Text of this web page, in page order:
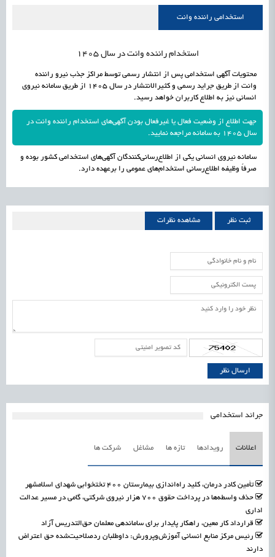
اشتغال و کارآفرینی رسیدن مجوز ایجاد «سندباکس» به نهادهای توسعه‌ای و صنفیاستخدامی راننده وانت
استخدام راننده وانت در سال 1405
محتویات آگهی استخدامی پس از انتشار رسمی توسط مراکز جذب نیرو راننده
وانت از طریق جراید رسمی و کثیرالانتشار در سال 1405 از طریق سامانه نیروی
انسانی نیز به اطلاع کاربران خواهد رسید.
جهت اطلاع از وضعیت فعال یا غیرفعال بودن آگهی‌های استخدام راننده وانت در
سال 1405 به سامانه مراجعه نمایید.
سامانه نیروی انسانی یکی از اطلاع‌رسانی‌کنندگان آگهی‌های استخدامی کشور بوده و
صرفاً وظیفه اطلاع‌رسانی استخدام‌های عمومی را برعهده دارد.
ثبت نظر مشاهده نظرات
جرائد استخدامی
اعلانات رویدادها تازه ها مشاغل شرکت ها
تأمین کادر درمان، کلید راه‌اندازی بیمارستان ۴۰۰ تختخوابی شهدای اسلامشهر
حذف واسطه‌ها در پرداخت حقوق ۷۰۰ هزار نیروی شرکتی، گامی در مسیر عدالت
اداری
قرارداد کار معین، راهکار پایدار برای ساماندهی معلمان حق‌التدریس آزاد
رئیس مرکز منابع انسانی آموزش‌وپرورش: داوطلبان ردصلاحیت‌شده حق اعتراض
دارند